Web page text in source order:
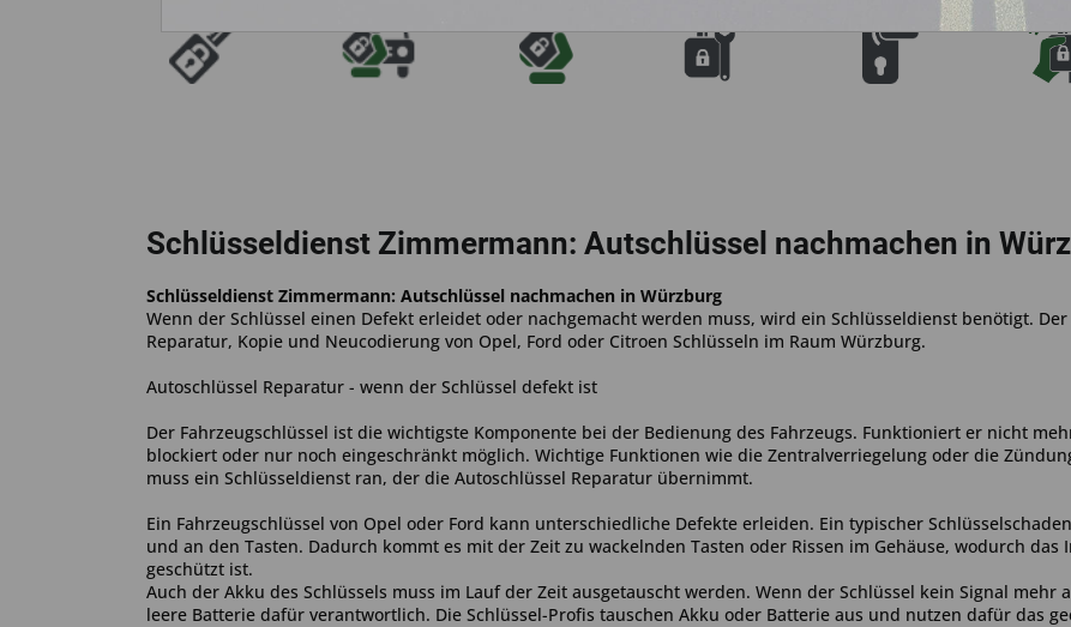
Schlüsseldienst Zimmermann: Autschlüssel nachmachen in
Schlüsseldienst Zimmermann: Autschlüssel nachmachen in Würzburg
Wenn der Schlüssel einen Defekt erleidet oder nachgemacht werden muss, wird ein Schlüsseldienst benötigt.
Reparatur, Kopie und Neucodierung von Opel, Ford oder Citroen Schlüsseln im Raum Würzburg.
Autoschlüssel Reparatur - wenn der Schlüssel defekt ist
Der Fahrzeugschlüssel ist die wichtigste Komponente bei der Bedienung des Fahrzeugs. Funktioniert er nicht
blockiert oder nur noch eingeschränkt möglich. Wichtige Funktionen wie die Zentralverriegelung oder die
muss ein Schlüsseldienst ran, der die Autoschlüssel Reparatur übernimmt.
Ein Fahrzeugschlüssel von Opel oder Ford kann unterschiedliche Defekte erleiden. Ein typischer
und an den Tasten. Dadurch kommt es mit der Zeit zu wackelnden Tasten oder Rissen im Gehäuse, wodurch
geschützt ist.
Auch der Akku des Schlüssels muss im Lauf der Zeit ausgetauscht werden. Wenn der Schlüssel kein Signal
leere Batterie dafür verantwortlich. Die Schlüssel-Profis tauschen Akku oder Batterie aus und nutzen dafür das